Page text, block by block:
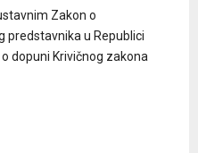
Zakon o
predstavnika u Republici
dopuni Krivičnog zakona